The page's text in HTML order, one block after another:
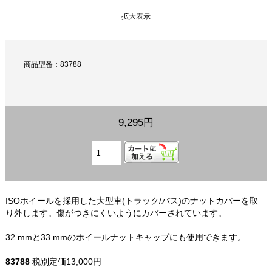
拡大表示
商品型番：83788
9,295円
ISOホイールを採用した大型車(トラック/バス)のナットカバーを取
り外します。傷がつきにくいようにカバーされています。
32 mmと33 mmのホイールナットキャップにも使用できます。
83788 税別定価13,000円